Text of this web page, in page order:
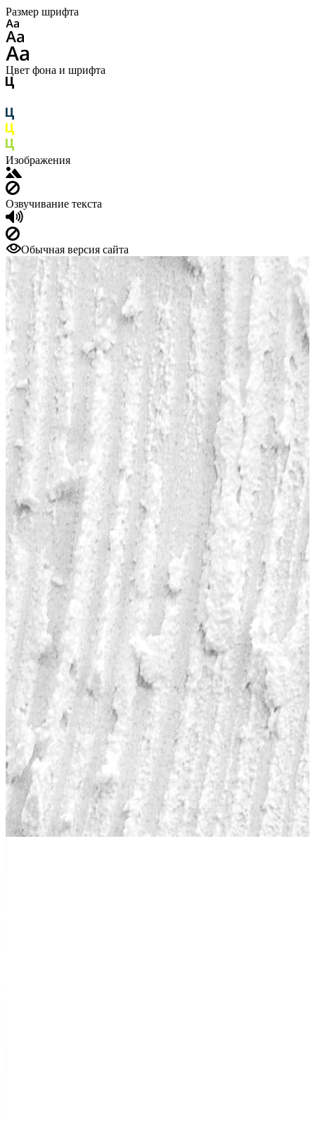
Размер шрифта
Цвет фона и шрифта
Изображения
Озвучивание текста
Обычная версия сайта